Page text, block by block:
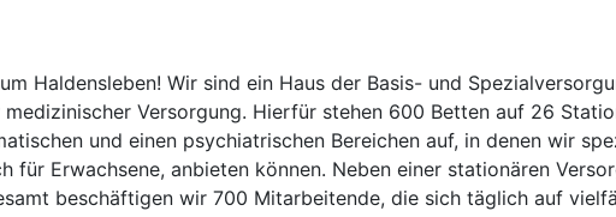
Haldensleben! Wir sind ein Haus der Basis- und
Versorgung. Hierfür stehen 600 Betten auf 26
und einen psychiatrischen Bereichen auf, in denen wir
für Erwachsene, anbieten können. Neben einer stationären
beschäftigen wir 700 Mitarbeitende, die sich täglich auf